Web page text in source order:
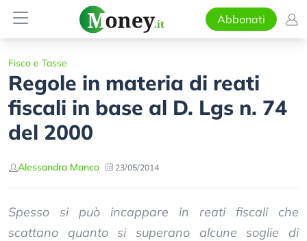
Abbonati
Fisco e Tasse
Regole in materia di reati
fiscali in base al D. Lgs n. 74
del 2000
Alessandra Manco 23/05/2014
Spesso si può incappare in reati fiscali che
scattano quanto si superano alcune soglie di